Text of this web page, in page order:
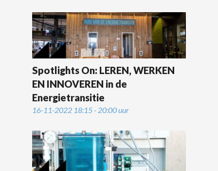
Spotlights On: LEREN, WERKEN
EN INNOVEREN in de
Energietransitie
16-11-2022 18:15 - 20:00 uur